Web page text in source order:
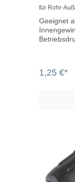
für Rohr-
Geeignet
1,25 €*